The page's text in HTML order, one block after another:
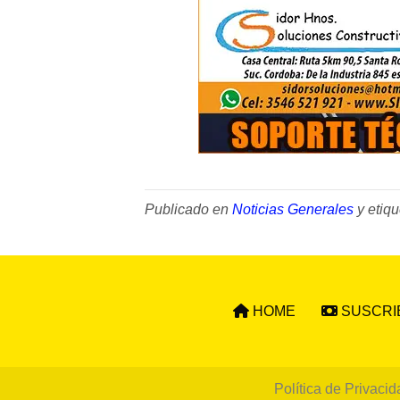
Publicado en Noticias Generales y
HOME
Política de